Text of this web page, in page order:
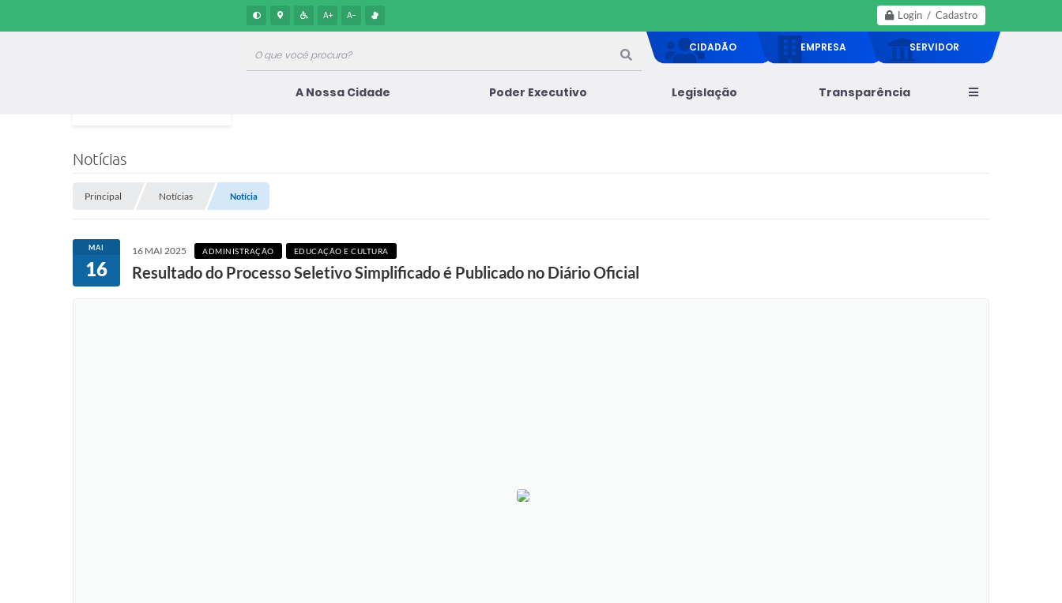
Login / Cadastro
A+ A-
CIDADÃO EMPRESA SERVIDOR
A Nossa Cidade Poder Executivo Legislação Transparência
Notícias
Principal Notícias Notícia
MAI
16
16 MAI 2025 ADMINISTRAÇÃO EDUCAÇÃO E CULTURA
Resultado do Processo Seletivo Simplificado é Publicado no Diário Oficial